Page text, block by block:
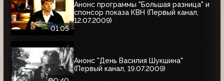
01:05
Анонс программы "Большая разница" и
спонсор показа КВН (Первый канал,
12.07.2009)
Анонс "День Василия Шукшина"
(Первый канал, 19.07.2009)